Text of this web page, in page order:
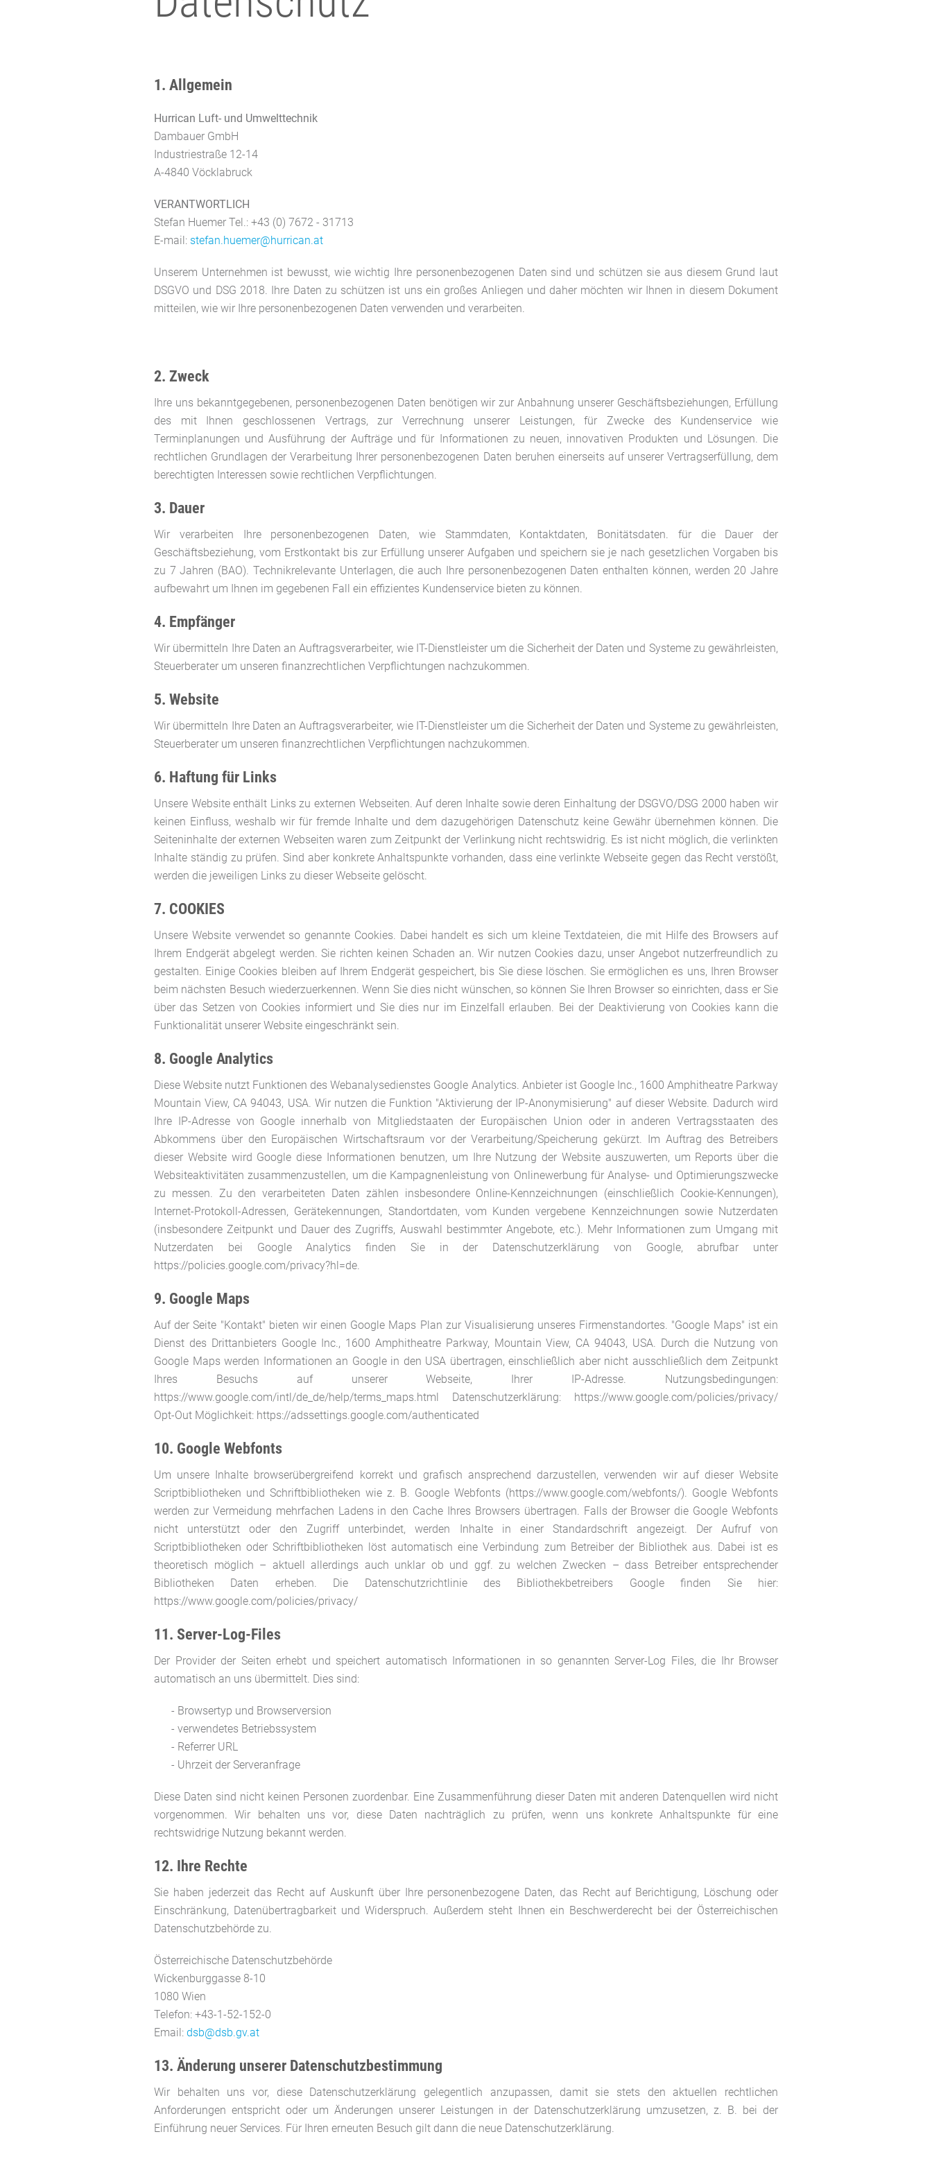
1. Allgemein
Hurrican Luft- und Umwelttechnik
Dambauer GmbH
Industriestraße 12-14
A-4840 Vöcklabruck
VERANTWORTLICH
Stefan Huemer Tel.: +43 (0) 7672 - 31713
E-mail: stefan.huemer@hurrican.at
Unserem Unternehmen ist bewusst, wie wichtig Ihre personenbezogenen Daten sind und schützen sie aus diesem Grund laut
DSGVO und DSG 2018. Ihre Daten zu schützen ist uns ein großes Anliegen und daher möchten wir Ihnen in diesem Dokument
mitteilen, wie wir Ihre personenbezogenen Daten verwenden und verarbeiten.
2. Zweck
Ihre uns bekanntgegebenen, personenbezogenen Daten benötigen wir zur Anbahnung unserer Geschäftsbeziehungen, Erfüllung
des mit Ihnen geschlossenen Vertrags, zur Verrechnung unserer Leistungen, für Zwecke des Kundenservice wie
Terminplanungen und Ausführung der Aufträge und für Informationen zu neuen, innovativen Produkten und Lösungen. Die
rechtlichen Grundlagen der Verarbeitung Ihrer personenbezogenen Daten beruhen einerseits auf unserer Vertragserfüllung, dem
berechtigten Interessen sowie rechtlichen Verpflichtungen.
3. Dauer
Wir verarbeiten Ihre personenbezogenen Daten, wie Stammdaten, Kontaktdaten, Bonitätsdaten. für die Dauer der
Geschäftsbeziehung, vom Erstkontakt bis zur Erfüllung unserer Aufgaben und speichern sie je nach gesetzlichen Vorgaben bis
zu 7 Jahren (BAO). Technikrelevante Unterlagen, die auch Ihre personenbezogenen Daten enthalten können, werden 20 Jahre
aufbewahrt um Ihnen im gegebenen Fall ein effizientes Kundenservice bieten zu können.
4. Empfänger
Wir übermitteln Ihre Daten an Auftragsverarbeiter, wie IT-Dienstleister um die Sicherheit der Daten und Systeme zu gewährleisten,
Steuerberater um unseren finanzrechtlichen Verpflichtungen nachzukommen.
5. Website
Wir übermitteln Ihre Daten an Auftragsverarbeiter, wie IT-Dienstleister um die Sicherheit der Daten und Systeme zu gewährleisten,
Steuerberater um unseren finanzrechtlichen Verpflichtungen nachzukommen.
6. Haftung für Links
Unsere Website enthält Links zu externen Webseiten. Auf deren Inhalte sowie deren Einhaltung der DSGVO/DSG 2000 haben wir
keinen Einfluss, weshalb wir für fremde Inhalte und dem dazugehörigen Datenschutz keine Gewähr übernehmen können. Die
Seiteninhalte der externen Webseiten waren zum Zeitpunkt der Verlinkung nicht rechtswidrig. Es ist nicht möglich, die verlinkten
Inhalte ständig zu prüfen. Sind aber konkrete Anhaltspunkte vorhanden, dass eine verlinkte Webseite gegen das Recht verstößt,
werden die jeweiligen Links zu dieser Webseite gelöscht.
7. COOKIES
Unsere Website verwendet so genannte Cookies. Dabei handelt es sich um kleine Textdateien, die mit Hilfe des Browsers auf
Ihrem Endgerät abgelegt werden. Sie richten keinen Schaden an. Wir nutzen Cookies dazu, unser Angebot nutzerfreundlich zu
gestalten. Einige Cookies bleiben auf Ihrem Endgerät gespeichert, bis Sie diese löschen. Sie ermöglichen es uns, Ihren Browser
beim nächsten Besuch wiederzuerkennen. Wenn Sie dies nicht wünschen, so können Sie Ihren Browser so einrichten, dass er Sie
über das Setzen von Cookies informiert und Sie dies nur im Einzelfall erlauben. Bei der Deaktivierung von Cookies kann die
Funktionalität unserer Website eingeschränkt sein.
8. Google Analytics
Diese Website nutzt Funktionen des Webanalysedienstes Google Analytics. Anbieter ist Google Inc., 1600 Amphitheatre Parkway
Mountain View, CA 94043, USA. Wir nutzen die Funktion "Aktivierung der IP-Anonymisierung" auf dieser Website. Dadurch wird
Ihre IP-Adresse von Google innerhalb von Mitgliedstaaten der Europäischen Union oder in anderen Vertragsstaaten des
Abkommens über den Europäischen Wirtschaftsraum vor der Verarbeitung/Speicherung gekürzt. Im Auftrag des Betreibers
dieser Website wird Google diese Informationen benutzen, um Ihre Nutzung der Website auszuwerten, um Reports über die
Websiteaktivitäten zusammenzustellen, um die Kampagnenleistung von Onlinewerbung für Analyse- und Optimierungszwecke
zu messen. Zu den verarbeiteten Daten zählen insbesondere Online-Kennzeichnungen (einschließlich Cookie-Kennungen),
Internet-Protokoll-Adressen, Gerätekennungen, Standortdaten, vom Kunden vergebene Kennzeichnungen sowie Nutzerdaten
(insbesondere Zeitpunkt und Dauer des Zugriffs, Auswahl bestimmter Angebote, etc.). Mehr Informationen zum Umgang mit
Nutzerdaten bei Google Analytics finden Sie in der Datenschutzerklärung von Google, abrufbar unter
https://policies.google.com/privacy?hl=de.
9. Google Maps
Auf der Seite "Kontakt" bieten wir einen Google Maps Plan zur Visualisierung unseres Firmenstandortes. "Google Maps" ist ein
Dienst des Drittanbieters Google Inc., 1600 Amphitheatre Parkway, Mountain View, CA 94043, USA. Durch die Nutzung von
Google Maps werden Informationen an Google in den USA übertragen, einschließlich aber nicht ausschließlich dem Zeitpunkt
Ihres Besuchs auf unserer Webseite, Ihrer IP-Adresse. Nutzungsbedingungen:
https://www.google.com/intl/de_de/help/terms_maps.html Datenschutzerklärung: https://www.google.com/policies/privacy/
Opt-Out Möglichkeit: https://adssettings.google.com/authenticated
10. Google Webfonts
Um unsere Inhalte browserübergreifend korrekt und grafisch ansprechend darzustellen, verwenden wir auf dieser Website
Scriptbibliotheken und Schriftbibliotheken wie z. B. Google Webfonts (https://www.google.com/webfonts/). Google Webfonts
werden zur Vermeidung mehrfachen Ladens in den Cache Ihres Browsers übertragen. Falls der Browser die Google Webfonts
nicht unterstützt oder den Zugriff unterbindet, werden Inhalte in einer Standardschrift angezeigt. Der Aufruf von
Scriptbibliotheken oder Schriftbibliotheken löst automatisch eine Verbindung zum Betreiber der Bibliothek aus. Dabei ist es
theoretisch möglich – aktuell allerdings auch unklar ob und ggf. zu welchen Zwecken – dass Betreiber entsprechender
Bibliotheken Daten erheben. Die Datenschutzrichtlinie des Bibliothekbetreibers Google finden Sie hier:
https://www.google.com/policies/privacy/
11. Server-Log-Files
Der Provider der Seiten erhebt und speichert automatisch Informationen in so genannten Server-Log Files, die Ihr Browser
automatisch an uns übermittelt. Dies sind:
- Browsertyp und Browserversion
- verwendetes Betriebssystem
- Referrer URL
- Uhrzeit der Serveranfrage
Diese Daten sind nicht keinen Personen zuordenbar. Eine Zusammenführung dieser Daten mit anderen Datenquellen wird nicht
vorgenommen. Wir behalten uns vor, diese Daten nachträglich zu prüfen, wenn uns konkrete Anhaltspunkte für eine
rechtswidrige Nutzung bekannt werden.
12. Ihre Rechte
Sie haben jederzeit das Recht auf Auskunft über Ihre personenbezogene Daten, das Recht auf Berichtigung, Löschung oder
Einschränkung, Datenübertragbarkeit und Widerspruch. Außerdem steht Ihnen ein Beschwerderecht bei der Österreichischen
Datenschutzbehörde zu.
Österreichische Datenschutzbehörde
Wickenburggasse 8-10
1080 Wien
Telefon: +43-1-52-152-0
Email: dsb@dsb.gv.at
13. Änderung unserer Datenschutzbestimmung
Wir behalten uns vor, diese Datenschutzerklärung gelegentlich anzupassen, damit sie stets den aktuellen rechtlichen
Anforderungen entspricht oder um Änderungen unserer Leistungen in der Datenschutzerklärung umzusetzen, z. B. bei der
Einführung neuer Services. Für Ihren erneuten Besuch gilt dann die neue Datenschutzerklärung.